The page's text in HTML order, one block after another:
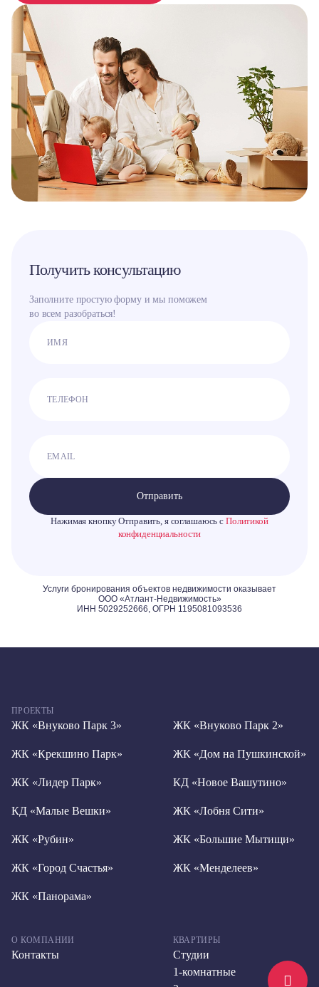
Получить консультацию
Заполните простую форму и мы поможем
во всем разобраться!
Отправить
Нажимая кнопку Отправить, я соглашаюсь с Политикой
конфиденциальности
ПРОЕКТЫ
ЖК «Внуково Парк 3» ЖК «Внуково Парк 2»
ЖК «Крекшино Парк» ЖК «Дом на Пушкинской»
ЖК «Лидер Парк» КД «Новое Вашутино»
КД «Малые Вешки» ЖК «Лобня Сити»
ЖК «Рубин» ЖК «Большие Мытищи»
ЖК «Город Счастья» ЖК «Менделеев»
ЖК «Панорама»
О КОМПАНИИ
Контакты
КВАРТИРЫ
Студии
1-комнатные